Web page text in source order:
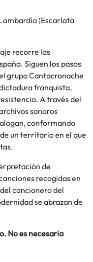
(Escarlata
recorre las
Siguen los pasos
grupo Cantacronache
franquista,
A través del
sonoros
conformando
un territorio en el que
de
recogidas en
cancionero del
se abrazan de
No es necesaria